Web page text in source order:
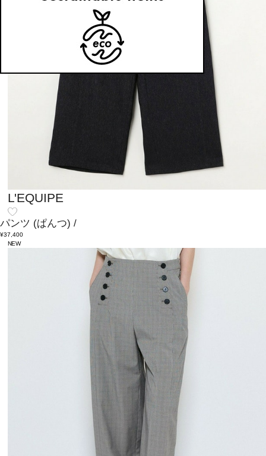
L'EQUIPE
パンツ (ぱんつ) /
¥37,400
NEW